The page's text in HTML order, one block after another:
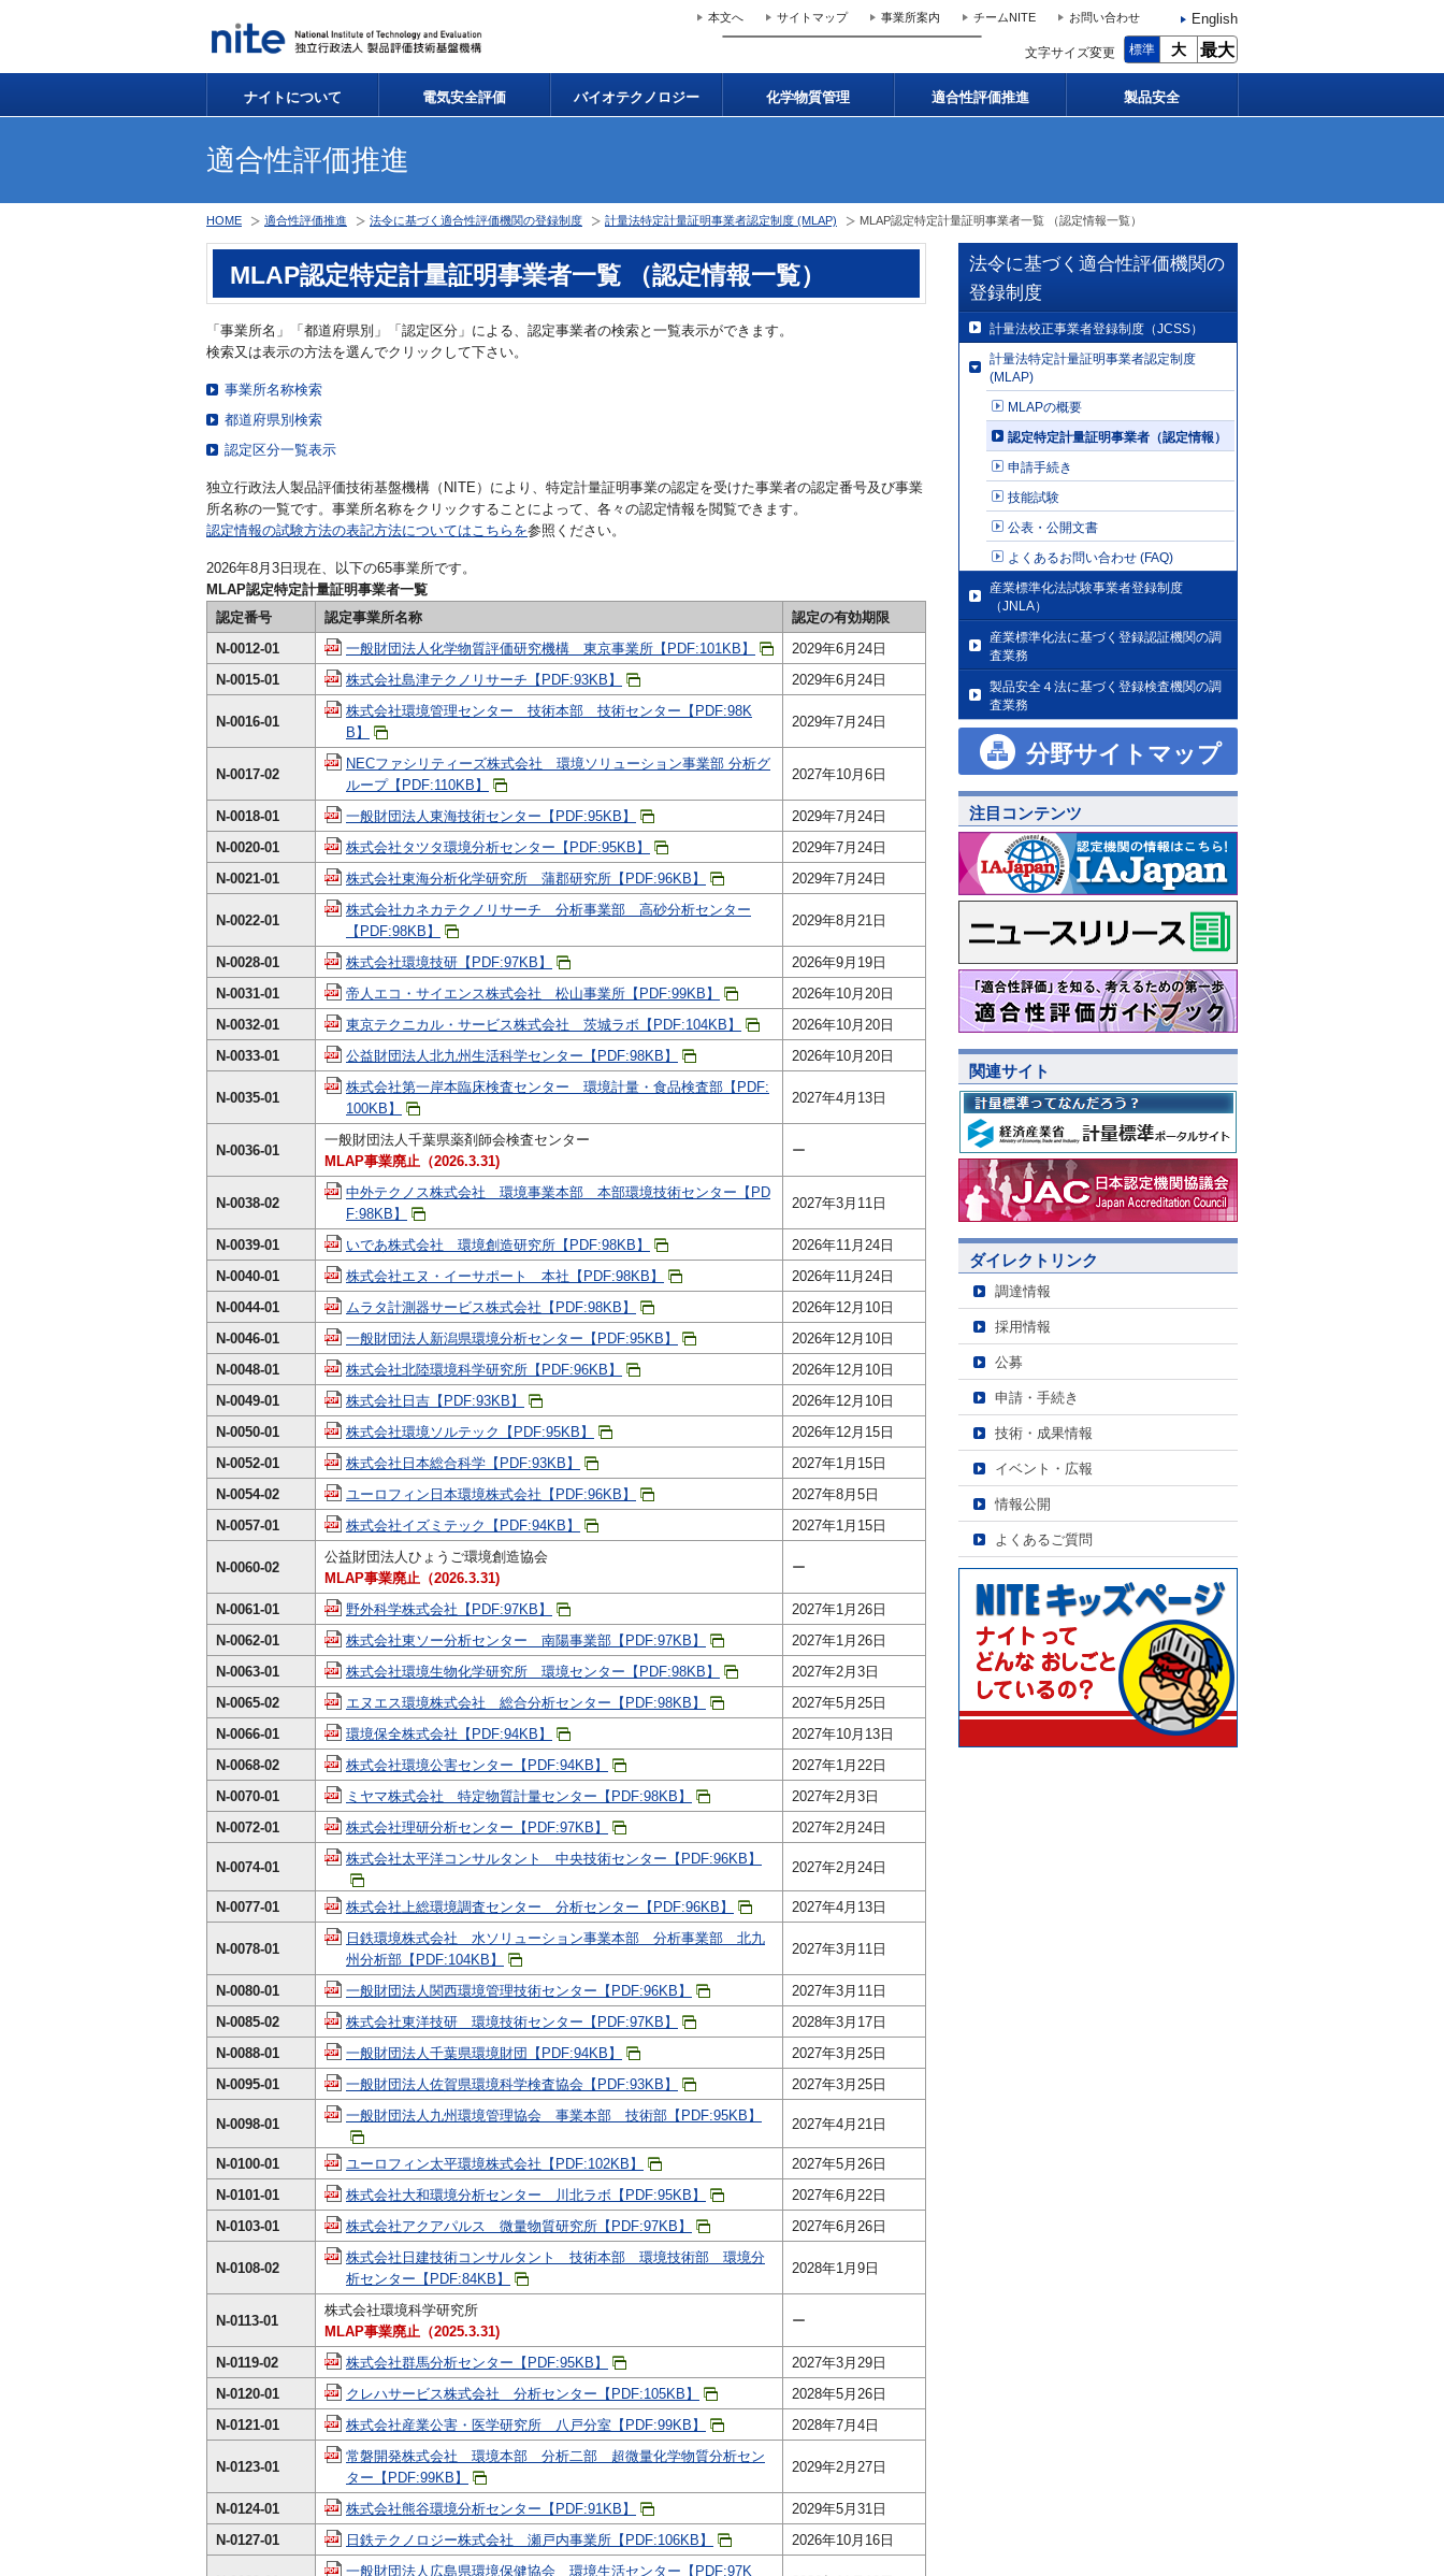
本文へ サイトマップ 事業所案内 チームNITE お問い合わせ English
文字サイズ変更 標準 大 最大
ナイトについて 電気安全評価 バイオテクノロジー 化学物質管理 適合性評価推進 製品安全
適合性評価推進
HOME 適合性評価推進 法令に基づく適合性評価機関の登録制度 計量法特定計量証明事業者認定制度 (MLAP) MLAP認定特定計量証明事業者一覧 （認定情報一覧）
MLAP認定特定計量証明事業者一覧 （認定情報一覧）
「事業所名」「都道府県別」「認定区分」による、認定事業者の検索と一覧表示ができます。
検索又は表示の方法を選んでクリックして下さい。
事業所名称検索
都道府県別検索
認定区分一覧表示
独立行政法人製品評価技術基盤機構（NITE）により、特定計量証明事業の認定を受けた事業者の認定番号及び事業
所名称の一覧です。事業所名称をクリックすることによって、各々の認定情報を閲覧できます。
認定情報の試験方法の表記方法についてはこちらを参照ください。
2026年8月3日現在、以下の65事業所です。
MLAP認定特定計量証明事業者一覧
認定番号
認定事業所名称
認定の有効期限
N-0012-01
一般財団法人化学物質評価研究機構 東京事業所【PDF:101KB】
2029年6月24日
N-0015-01
株式会社島津テクノリサーチ【PDF:93KB】 2029年6月24日
N-0016-01
株式会社環境管理センター 技術本部 技術センター【PDF:98K
B】
2029年7月24日
N-0017-02
NECファシリティーズ株式会社 環境ソリューション事業部 分析グ
ループ【PDF:110KB】
2027年10月6日
N-0018-01 一般財団法人東海技術センター【PDF:95KB】
2029年7月24日
N-0020-01
株式会社タツタ環境分析センター【PDF:95KB】
2029年7月24日
N-0021-01
株式会社東海分析化学研究所 蒲郡研究所【PDF:96KB】 2029年7月24日
N-0022-01
株式会社カネカテクノリサーチ 分析事業部 高砂分析センター
【PDF:98KB】
2029年8月21日
N-0028-01 株式会社環境技研【PDF:97KB】
2026年9月19日
N-0031-01
帝人エコ・サイエンス株式会社 松山事業所【PDF:99KB】
2026年10月20日
N-0032-01
東京テクニカル・サービス株式会社 茨城ラボ【PDF:104KB】
2026年10月20日
N-0033-01
公益財団法人北九州生活科学センター【PDF:98KB】 2026年10月20日
N-0035-01
株式会社第一岸本臨床検査センター 環境計量・食品検査部【PDF:
100KB】
2027年4月13日
N-0036-01
一般財団法人千葉県薬剤師会検査センター
MLAP事業廃止（2026.3.31)
ー
N-0038-02
中外テクノス株式会社 環境事業本部 本部環境技術センター【PD
F:98KB】
2027年3月11日
N-0039-01 いであ株式会社 環境創造研究所【PDF:98KB】
2026年11月24日
N-0040-01
株式会社エヌ・イーサポート 本社【PDF:98KB】
2026年11月24日
N-0044-01
ムラタ計測器サービス株式会社【PDF:98KB】
2026年12月10日
N-0046-01
一般財団法人新潟県環境分析センター【PDF:95KB】
2026年12月10日
N-0048-01
株式会社北陸環境科学研究所【PDF:96KB】
2026年12月10日
N-0049-01
株式会社日吉【PDF:93KB】
2026年12月10日
N-0050-01
株式会社環境ソルテック【PDF:95KB】
2026年12月15日
N-0052-01
株式会社日本総合科学【PDF:93KB】
2027年1月15日
N-0054-02
ユーロフィン日本環境株式会社【PDF:96KB】
2027年8月5日
N-0057-01
株式会社イズミテック【PDF:94KB】 2027年1月15日
N-0060-02
公益財団法人ひょうご環境創造協会
MLAP事業廃止（2026.3.31)
ー
N-0061-01 野外科学株式会社【PDF:97KB】
2027年1月26日
N-0062-01
株式会社東ソー分析センター 南陽事業部【PDF:97KB】
2027年1月26日
N-0063-01
株式会社環境生物化学研究所 環境センター【PDF:98KB】
2027年2月3日
N-0065-02
エヌエス環境株式会社 総合分析センター【PDF:98KB】
2027年5月25日
N-0066-01
環境保全株式会社【PDF:94KB】
2027年10月13日
N-0068-02
株式会社環境公害センター【PDF:94KB】
2027年1月22日
N-0070-01
ミヤマ株式会社 特定物質計量センター【PDF:98KB】
2027年2月3日
N-0072-01
株式会社理研分析センター【PDF:97KB】 2027年2月24日
N-0074-01
株式会社太平洋コンサルタント 中央技術センター【PDF:96KB】
2027年2月24日
N-0077-01 株式会社上総環境調査センター 分析センター【PDF:96KB】 2027年4月13日
N-0078-01
日鉄環境株式会社 水ソリューション事業本部 分析事業部 北九
州分析部【PDF:104KB】
2027年3月11日
N-0080-01 一般財団法人関西環境管理技術センター【PDF:96KB】
2027年3月11日
N-0085-02
株式会社東洋技研 環境技術センター【PDF:97KB】
2028年3月17日
N-0088-01
一般財団法人千葉県環境財団【PDF:94KB】
2027年3月25日
N-0095-01
一般財団法人佐賀県環境科学検査協会【PDF:93KB】 2027年3月25日
N-0098-01
一般財団法人九州環境管理協会 事業本部 技術部【PDF:95KB】
2027年4月21日
N-0100-01 ユーロフィン太平環境株式会社【PDF:102KB】
2027年5月26日
N-0101-01
株式会社大和環境分析センター 川北ラボ【PDF:95KB】
2027年6月22日
N-0103-01
株式会社アクアパルス 微量物質研究所【PDF:97KB】 2027年6月26日
N-0108-02
株式会社日建技術コンサルタント 技術本部 環境技術部 環境分
析センター【PDF:84KB】
2028年1月9日
N-0113-01
株式会社環境科学研究所
MLAP事業廃止（2025.3.31)
ー
N-0119-02 株式会社群馬分析センター【PDF:95KB】
2027年3月29日
N-0120-01
クレハサービス株式会社 分析センター【PDF:105KB】
2028年5月26日
N-0121-01
株式会社産業公害・医学研究所 八戸分室【PDF:99KB】 2028年7月4日
N-0123-01
常磐開発株式会社 環境本部 分析二部 超微量化学物質分析セン
ター【PDF:99KB】
2029年2月27日
N-0124-01 株式会社熊谷環境分析センター【PDF:91KB】
2029年5月31日
N-0127-01
日鉄テクノロジー株式会社 瀬戸内事業所【PDF:106KB】 2026年10月16日
一般財団法人広島県環境保健協会 環境生活センター【PDF:97K
法令に基づく適合性評価機関の
登録制度
計量法校正事業者登録制度（JCSS）
計量法特定計量証明事業者認定制度
(MLAP)
MLAPの概要
認定特定計量証明事業者（認定情報）
申請手続き
技能試験
公表・公開文書
よくあるお問い合わせ (FAQ)
産業標準化法試験事業者登録制度
（JNLA）
産業標準化法に基づく登録認証機関の調
査業務
製品安全４法に基づく登録検査機関の調
査業務
分野サイトマップ
注目コンテンツ
関連サイト
ダイレクトリンク
調達情報
採用情報
公募
申請・手続き
技術・成果情報
イベント・広報
情報公開
よくあるご質問